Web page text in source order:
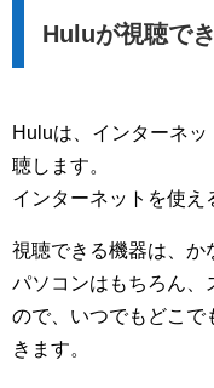
Huluが視聴で
Huluは、インターネ
聴します。
インターネットを使え
視聴できる機器は、か
パソコンはもちろん、
ので、いつでもどこで
きます。